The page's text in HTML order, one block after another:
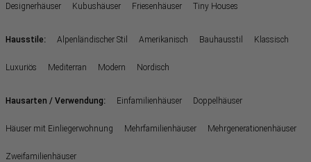
Designerhäuser Kubushäuser Friesenhäuser Tiny Houses
Hausstile: Alpenländischer Stil Amerikanisch Bauhausstil Klassisch
Luxuriös Mediterran Modern Nordisch
Hausarten / Verwendung: Einfamilienhäuser Doppelhäuser
Häuser mit Einliegerwohnung Mehrfamilienhäuser Mehrgenerationenhäuser
Zweifamilienhäuser